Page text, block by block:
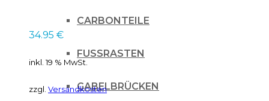
CARBONTEILE
FUSSRASTEN
GABELBRÜCKEN
Gabeldichtsatz
Staubkappe +
Simmerringkit
34.95 €
inkl. 19 % MwSt.
zzgl. Versandkosten